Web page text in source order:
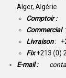
Alger, Algérie
Comptoir :
Commercial
Livraison:
Fix +213 (0)
E-mail :